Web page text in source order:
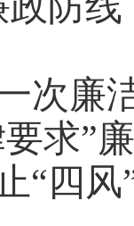
次廉
求”
“四